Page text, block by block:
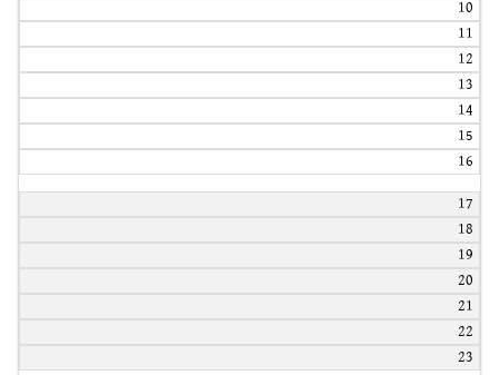
10
11
12
13
14
15
16
17
18
19
20
21
22
23